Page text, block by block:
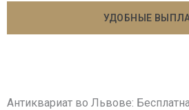
УДОБНЫЕ
Антиквариат во Львове: